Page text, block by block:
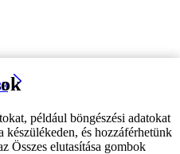
például böngészési adatokat
és hozzáférhetünk
Összes elutasítása gombok